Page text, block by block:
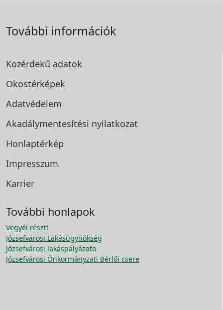
További információk
Közérdekű adatok
Okostérképek
Adatvédelem
Akadálymentesítési nyilatkozat
Honlaptérkép
Impresszum
Karrier
További honlapok
Vegyél részt!
Józsefvárosi Lakásügynökség
Józsefvárosi lakáspályázato
Józsefvárosi Önkormányzati Bérlői csere